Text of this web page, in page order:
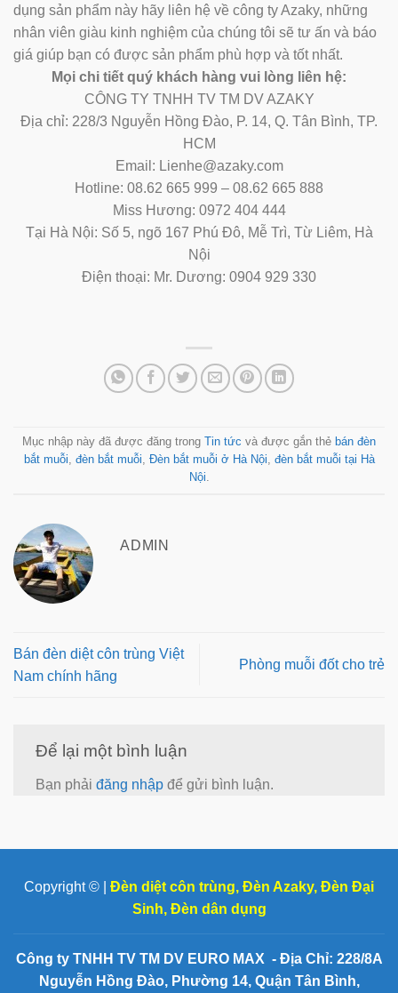
dụng sản phẩm này hãy liên hệ về công ty Azaky, những
nhân viên giàu kinh nghiệm của chúng tôi sẽ tư ấn và báo
giá giúp bạn có được sản phẩm phù hợp và tốt nhất.
Mọi chi tiết quý khách hàng vui lòng liên hệ:
CÔNG TY TNHH TV TM DV AZAKY
Địa chỉ: 228/3 Nguyễn Hồng Đào, P. 14, Q. Tân Bình, TP.
HCM
Email: Lienhe@azaky.com
Hotline: 08.62 665 999 – 08.62 665 888
Miss Hương: 0972 404 444
Tại Hà Nội: Số 5, ngõ 167 Phú Đô, Mễ Trì, Từ Liêm, Hà
Nội
Điện thoại: Mr. Dương: 0904 929 330
Mục nhập này đã được đăng trong Tin tức và được gắn thẻ bán đèn
bắt muỗi đèn bắt muỗi Đèn bắt muỗi ở Hà Nội đèn bắt muỗi tại Hà
Nội
ADMIN
Bán đèn diệt côn trùng Việt
Nam chính hãng
Phòng muỗi đốt cho trẻ
Để lại một bình luận
Bạn phải đăng nhập để gửi bình luận.
Copyright © | Đèn diệt côn trùng, Đèn Azaky, Đèn Đại
Sinh, Đèn dân dụng
Công ty TNHH TV TM DV EURO MAX - Địa Chỉ: 228/8A
Nguyễn Hồng Đào, Phường 14, Quận Tân Bình,